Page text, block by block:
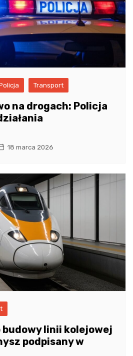
Transport
na drogach: Policja
18 marca 2026
budowy linii kolejowej
podpisany w